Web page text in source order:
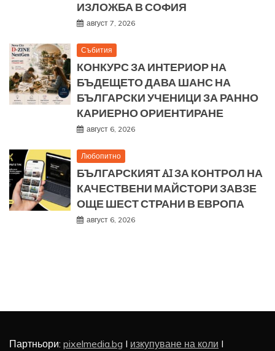
ИЗЛОЖБА В СОФИЯ
август 7, 2026
Събития
КОНКУРС ЗА ИНТЕРИОР НА
БЪДЕЩЕТО ДАВА ШАНС НА
БЪЛГАРСКИ УЧЕНИЦИ ЗА РАННО
КАРИЕРНО ОРИЕНТИРАНЕ
август 6, 2026
Любопитно
БЪЛГАРСКИЯТ AI ЗА КОНТРОЛ НА
КАЧЕСТВЕНИ МАЙСТОРИ ЗАВЗЕ
ОЩЕ ШЕСТ СТРАНИ В ЕВРОПА
август 6, 2026
Партньори: pixelmedia.bg I изкупуване на коли I